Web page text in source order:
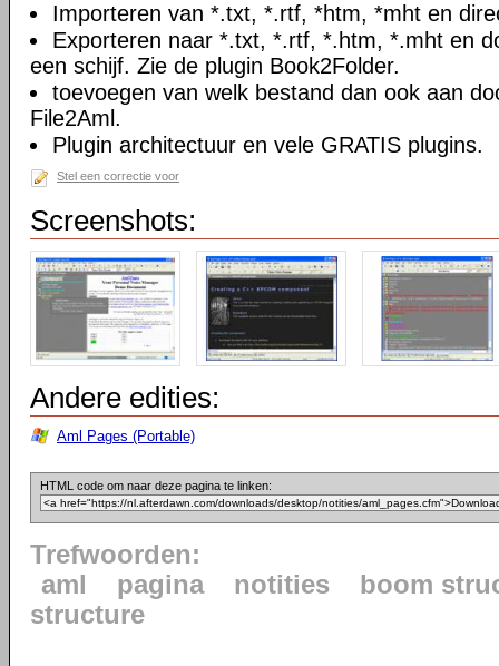
Importeren van *.txt, *.rtf, *htm, *mht en
Exporteren naar *.txt, *.rtf, *.htm, *.mht en
een schijf. Zie de plugin Book2Folder.
toevoegen van welk bestand dan ook aan
File2Aml.
Plugin architectuur en vele GRATIS plugins.
Stel een correctie voor
Screenshots:
Andere edities:
Aml Pages (Portable)
HTML code om naar deze pagina te linken:
Trefwoorden:
aml
pagina notities
boom
structure